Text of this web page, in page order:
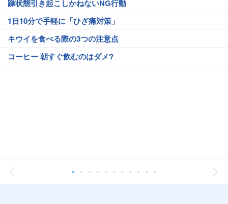
躁状態引き起こしかねないNG行動
1日10分で手軽に「ひざ痛対策」
キウイを食べる際の3つの注意点
コーヒー 朝すぐ飲むのはダメ?